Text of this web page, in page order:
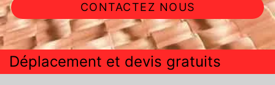
CONTACTEZ NOUS
Déplacement et devis gratuits